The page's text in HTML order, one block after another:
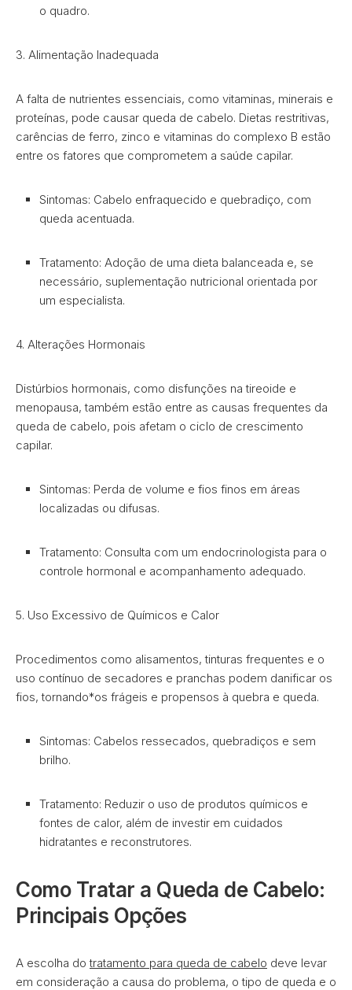
o quadro.
3. Alimentação Inadequada
A falta de nutrientes essenciais, como vitaminas, minerais e
proteínas, pode causar queda de cabelo. Dietas restritivas,
carências de ferro, zinco e vitaminas do complexo B estão
entre os fatores que comprometem a saúde capilar.
Sintomas: Cabelo enfraquecido e quebradiço, com
queda acentuada.
Tratamento: Adoção de uma dieta balanceada e, se
necessário, suplementação nutricional orientada por
um especialista.
4. Alterações Hormonais
Distúrbios hormonais, como disfunções na tireoide e
menopausa, também estão entre as causas frequentes da
queda de cabelo, pois afetam o ciclo de crescimento
capilar.
Sintomas: Perda de volume e fios finos em áreas
localizadas ou difusas.
Tratamento: Consulta com um endocrinologista para o
controle hormonal e acompanhamento adequado.
5. Uso Excessivo de Químicos e Calor
Procedimentos como alisamentos, tinturas frequentes e o
uso contínuo de secadores e pranchas podem danificar os
fios, tornando*os frágeis e propensos à quebra e queda.
Sintomas: Cabelos ressecados, quebradiços e sem
brilho.
Tratamento: Reduzir o uso de produtos químicos e
fontes de calor, além de investir em cuidados
hidratantes e reconstrutores.
Como Tratar a Queda de Cabelo:
Principais Opções
A escolha dotratamento para queda de cabelo deve levar
em consideração a causa do problema, o tipo de queda e o